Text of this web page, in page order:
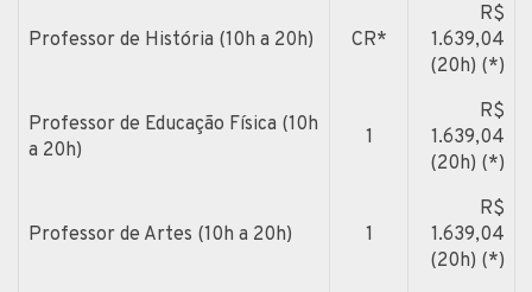
Professor de História (10h a 20h) CR*
R$
1.639,04
(20h) (*)
Professor de Educação Física (10h
a 20h)
1
R$
1.639,04
(20h) (*)
Professor de Artes (10h a 20h) 1
R$
1.639,04
(20h) (*)